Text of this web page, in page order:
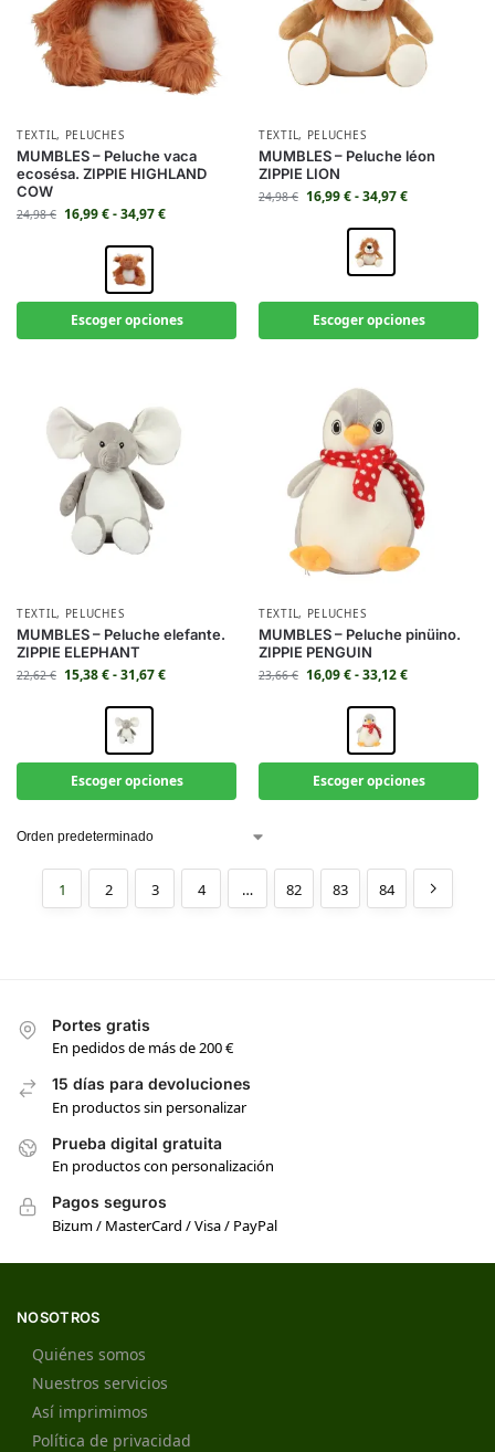
TEXTIL, PELUCHES
MUMBLES – Peluche vaca
ecosésa. ZIPPIE HIGHLAND
COW
24,98€ 16,99€-34,97€
Escoger opciones
TEXTIL, PELUCHES
MUMBLES – Peluche léon
ZIPPIE LION
24,98€ 16,99€-34,97€
Escoger opciones
TEXTIL, PELUCHES
MUMBLES – Peluche elefante.
ZIPPIE ELEPHANT
22,62€ 15,38€-31,67€
Escoger opciones
TEXTIL, PELUCHES
MUMBLES – Peluche pinüino.
ZIPPIE PENGUIN
23,66€ 16,09€-33,12€
Escoger opciones
1 2 3 4 … 82 83 84
Portes gratis
En pedidos de más de 200 €
15 días para devoluciones
En productos sin personalizar
Prueba digital gratuita
En productos con personalización
Pagos seguros
Bizum / MasterCard / Visa / PayPal
NOSOTROS
Quiénes somos
Nuestros servicios
Así imprimimos
Política de privacidad